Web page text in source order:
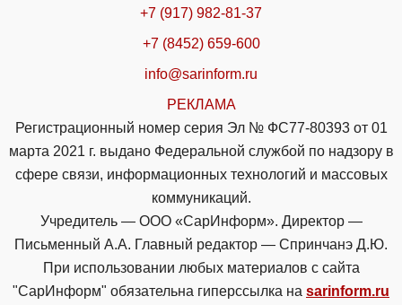
+7 (917) 982-81-37
+7 (8452) 659-600
info@sarinform.ru
РЕКЛАМА
Регистрационный номер серия Эл № ФС77-80393 от 01
марта 2021 г. выдано Федеральной службой по надзору в
сфере связи, информационных технологий и массовых
коммуникаций.
Учредитель — ООО «СарИнформ». Директор —
Письменный А.А. Главный редактор — Спринчанэ Д.Ю.
При использовании любых материалов с сайта
"СарИнформ" обязательна гиперссылка на sarinform.ru